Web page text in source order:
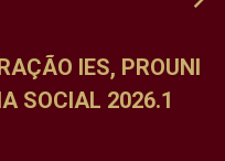
CALENDÁRIO DE
DISCIPLINAS DO